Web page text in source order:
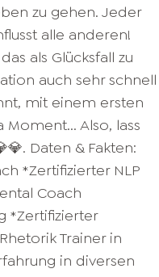
zu gehen. Jeder
alle anderen!
als Glücksfall zu
auch sehr schnell
mit einem ersten
Also, lass
Daten & Fakten:
*Zertifizierter NLP
Coach
*Zertifizierter
Trainer in
in diversen